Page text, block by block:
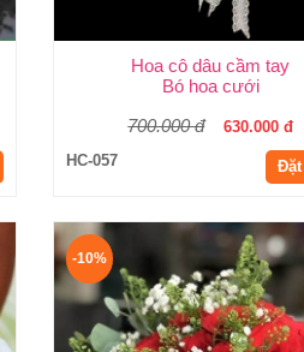
Hoa cô dâu cầm tay
Bó hoa cưới
700.000 đ
630.000 đ
HC-057
Đặt
-10%